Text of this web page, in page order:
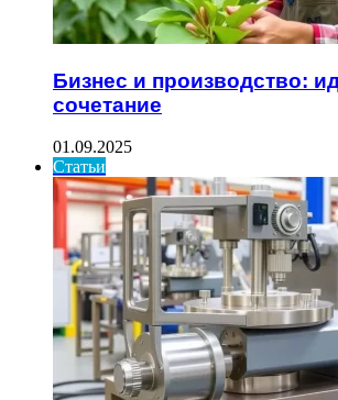
Бизнес и производство:
сочетание
01.09.2025
Статьи